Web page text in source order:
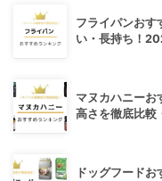
フライパンおす
い・長持ち！
マヌカハニーお
高さを徹底比較
ドッグフード